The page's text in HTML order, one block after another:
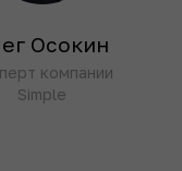
Осокин
компании
Simple